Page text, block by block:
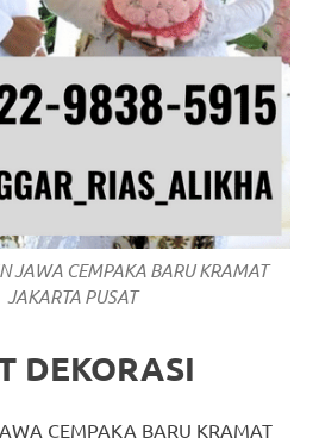
JAWA CEMPAKA BARU KRAMAT
JAKARTA PUSAT
DEKORASI
CEMPAKA BARU KRAMAT